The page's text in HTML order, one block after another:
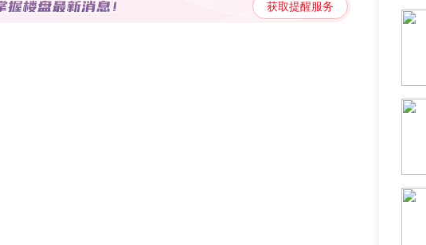
中车国际广场价格约12307元/㎡，阳光尚都为新房出售，价格更低。
部老城相较南部新区而言，发展滞后，可开发空间有限，因而导致升
获取提醒服务